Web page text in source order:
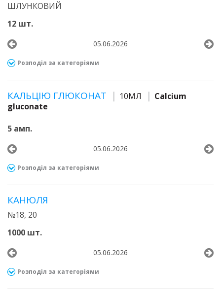
ШЛУНКОВИЙ
12 шт.
05.06.2026
Розподіл за категоріями
КАЛЬЦІЮ ГЛЮКОНАТ 10МЛ
Calcium
gluconate
5 амп.
05.06.2026
Розподіл за категоріями
КАНЮЛЯ
№18, 20
1000 шт.
05.06.2026
Розподіл за категоріями